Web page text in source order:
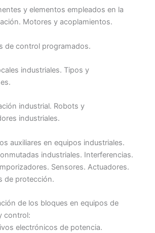
y elementos empleados en la
Motores y acoplamientos.
de control programados.
industriales. Tipos y
industrial. Robots y
industriales.
auxiliares en equipos industriales.
industriales. Interferencias.
Sensores. Actuadores.
de protección.
de los bloques en equipos de
control:
electrónicos de potencia.